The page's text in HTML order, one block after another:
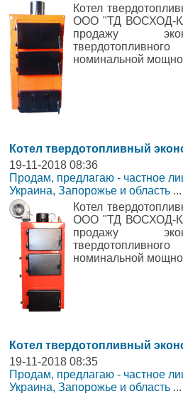
Котел
ООО "ТД ВОСХОД-
продажу
номинальной
Котел твердотопливный
19-11-2018 08:36
Продам, предлагаю - частное
Украина, Запорожье и область ...
Котел
ООО "ТД ВОСХОД-
продажу
номинальной
Котел твердотопливный
19-11-2018 08:35
Продам, предлагаю - частное
Украина, Запорожье и область ...